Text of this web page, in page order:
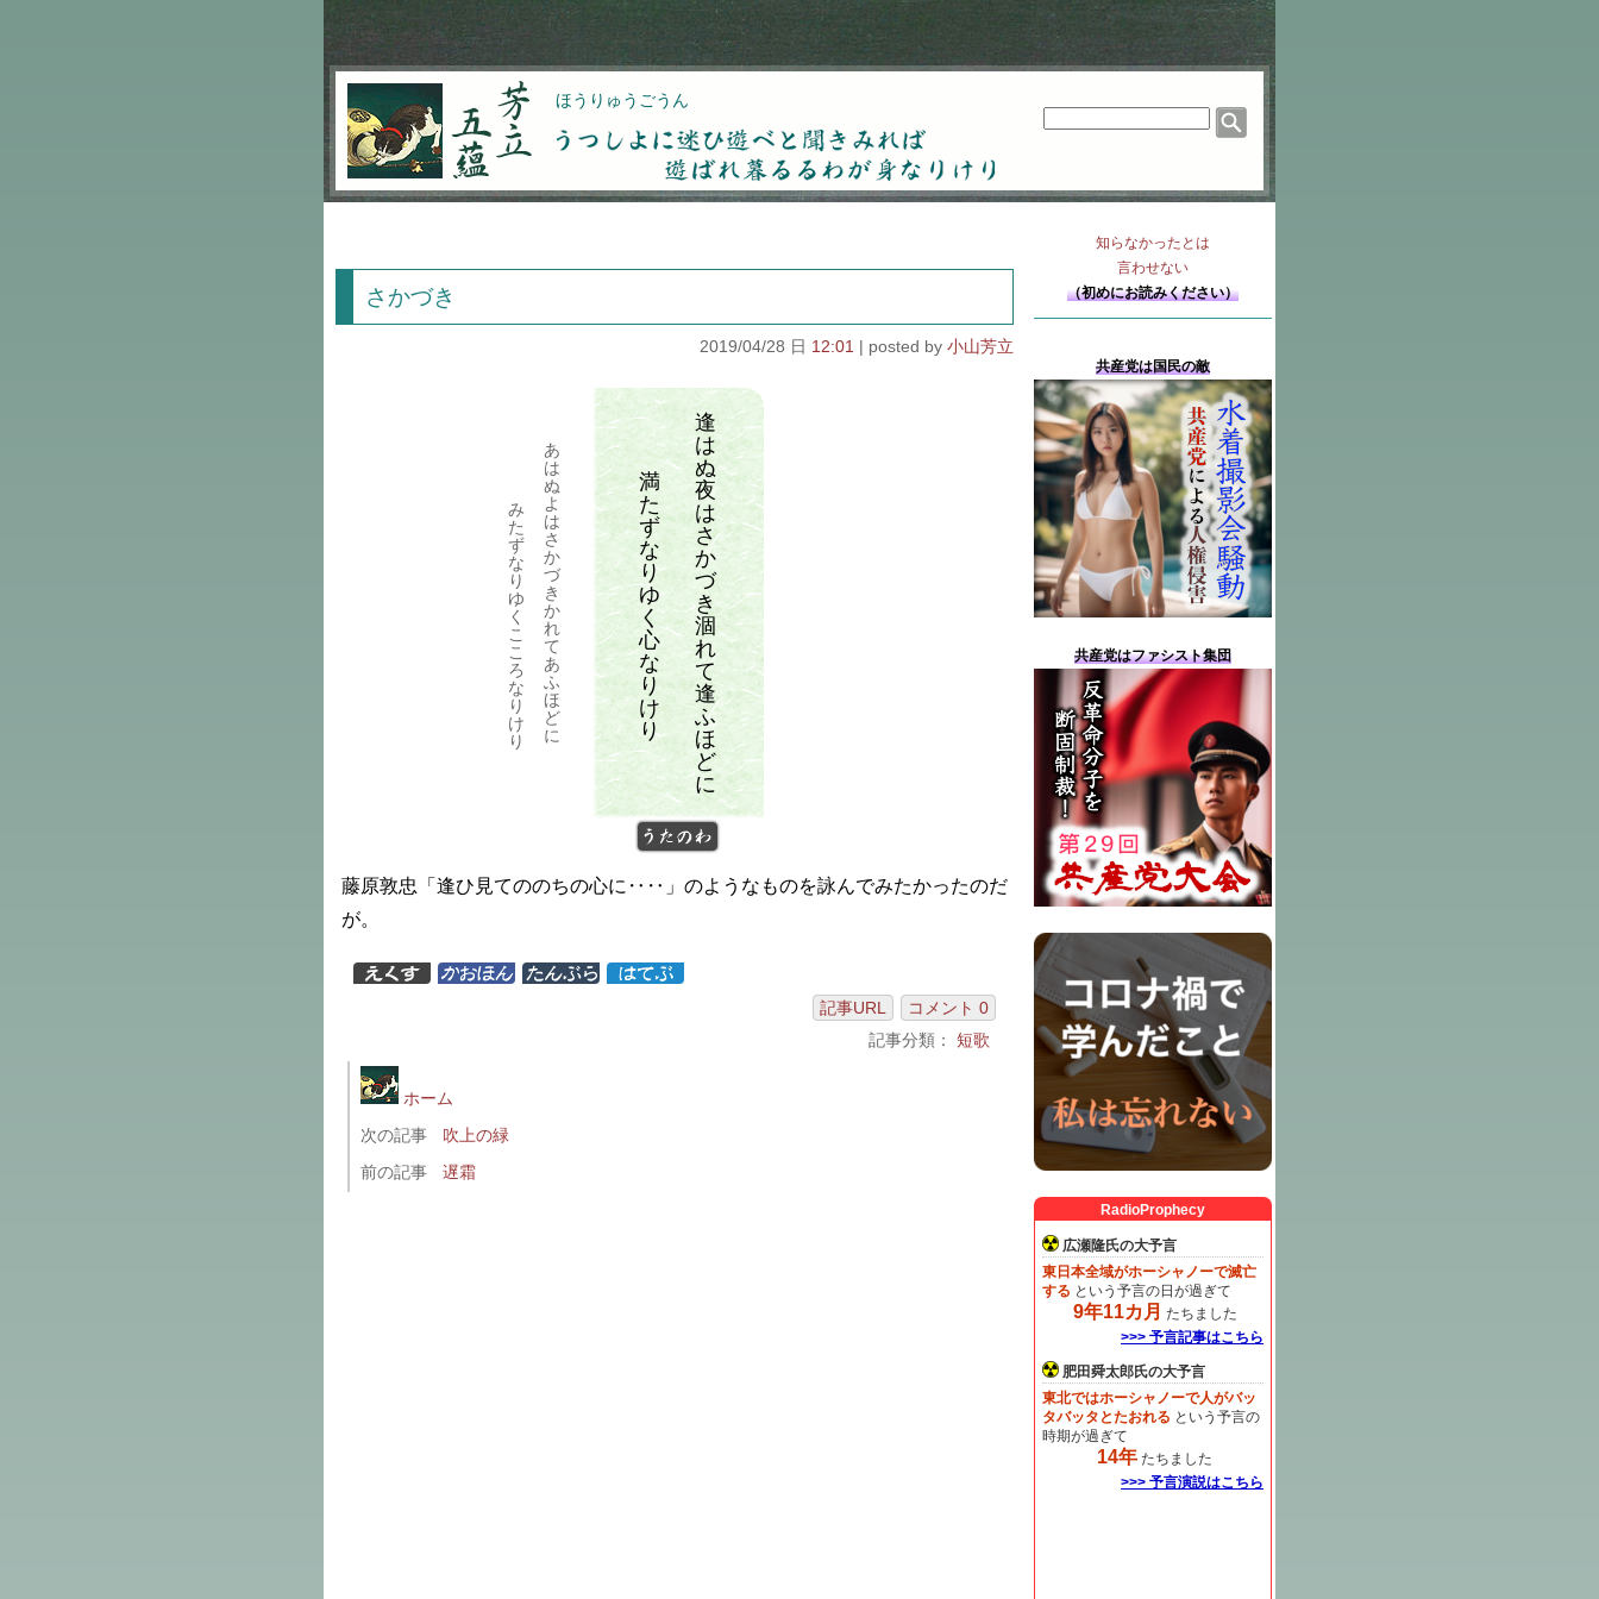
芳立五蘊 ほうりゅうごうん
うつしよに迷ひ遊べと聞きみれば遊ばれ暮るるわが
さかづき
2019/04/28 日 12:01 小山芳立
逢
は
ぬ
夜
は
さ
か
づ
き
涸
れ
て
逢
ふ
ほ
ど
に
満
た
ず
な
り
ゆ
く
心
な
り
け
り
あ
は
ぬ
よ
は
さ
か
づ
き
か
れ
て
あ
ふ
ほ
ど
に
み
た
ず
な
り
ゆ
く
こ
こ
ろ
な
り
け
り
うたのわ
藤原敦忠「逢ひ見てののちの心に‥‥」のようなものを詠んでみたかったのだ
が。
記事URL
コメント 0
記事分類： 短歌
ホーム
次の記事
吹上の緑
前の記事
遅霜
知らなかったとは
言わせない
（初めにお読みください）
共産党は国民の敵
共産党はファシスト集団